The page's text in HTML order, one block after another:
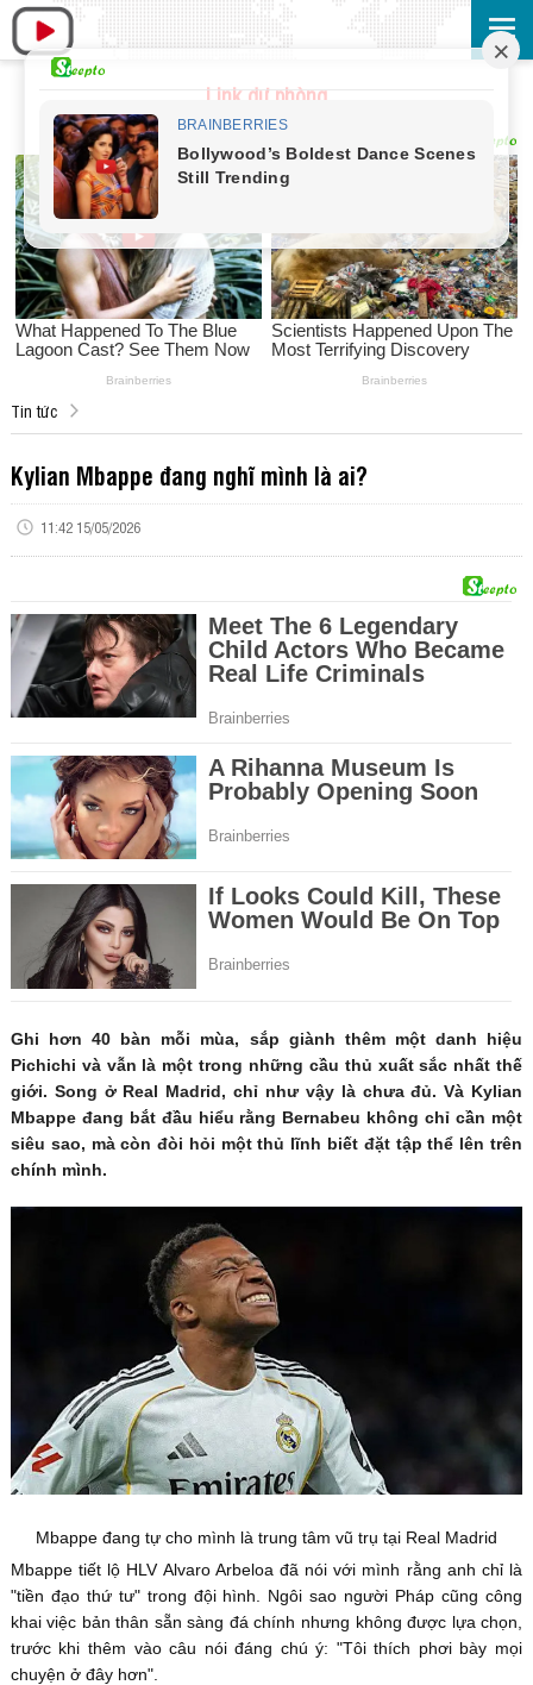
Link dự phòng
Tin tức
Kylian Mbappe đang nghĩ mình là ai?
11:42 15/05/2026
Ghi hơn 40 bàn mỗi mùa, sắp giành thêm một danh hiệu
Pichichi và vẫn là một trong những cầu thủ xuất sắc nhất thế
giới. Song ở Real Madrid, chỉ như vậy là chưa đủ. Và Kylian
Mbappe đang bắt đầu hiểu rằng Bernabeu không chỉ cần một
siêu sao, mà còn đòi hỏi một thủ lĩnh biết đặt tập thể lên trên
chính mình.
Mbappe đang tự cho mình là trung tâm vũ trụ tại Real Madrid
Mbappe tiết lộ HLV Alvaro Arbeloa đã nói với mình rằng anh chỉ là
"tiền đạo thứ tư" trong đội hình. Ngôi sao người Pháp cũng công
khai việc bản thân sẵn sàng đá chính nhưng không được lựa chọn,
trước khi thêm vào câu nói đáng chú ý: "Tôi thích phơi bày mọi
chuyện ở đây hơn".